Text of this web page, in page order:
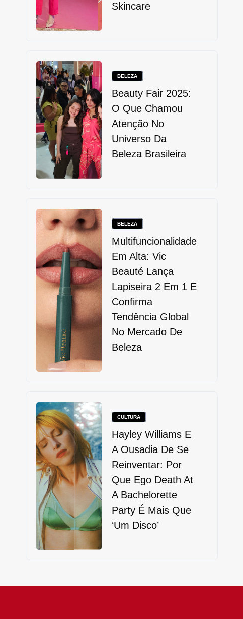
Skincare
BELEZA
Beauty Fair 2025:
O Que Chamou
Atenção No
Universo Da
Beleza Brasileira
BELEZA
Multifuncionalidade
Em Alta: Vic
Beauté Lança
Lapiseira 2 Em 1 E
Confirma
Tendência Global
No Mercado De
Beleza
CULTURA
Hayley Williams E
A Ousadia De Se
Reinventar: Por
Que Ego Death At
A Bachelorette
Party É Mais Que
‘um Disco’